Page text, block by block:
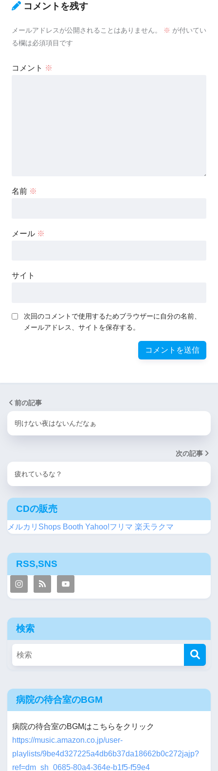
コメントを残す
メールアドレスが公開されることはありません。 ※ が付いてい
る欄は必須項目です
コメント ※
名前 ※
メール ※
サイト
次回のコメントで使用するためブラウザーに自分の名前、
メールアドレス、サイトを保存する。
前の記事
明けない夜はないんだなぁ
次の記事
疲れているな？
CDの販売
メルカリShops Booth Yahoo!フリマ 楽天ラクマ
RSS,SNS
検索
病院の待合室のBGM
病院の待合室のBGMはこちらをクリック
https://music.amazon.co.jp/user-
playlists/9be4d327225a4db6b37da18662b0c272jajp?
ref=dm_sh_0685-80a4-364e-b1f5-f59e4